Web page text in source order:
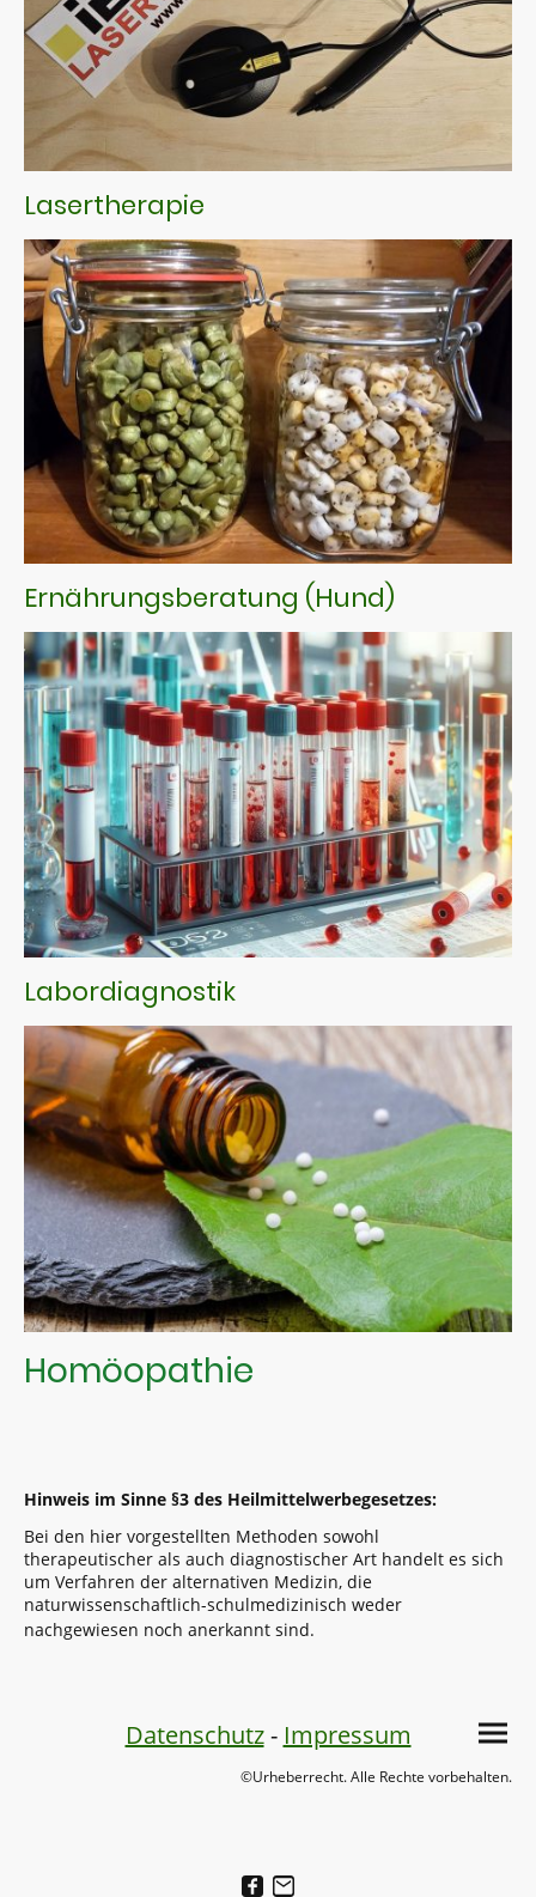
Lasertherapie
Ernährungsberatung (Hund)
Labordiagnostik
Homöopathie
Hinweis im Sinne §3 des Heilmittelwerbegesetzes:
Bei den hier vorgestellten Methoden sowohl
therapeutischer als auch diagnostischer Art handelt es sich
um Verfahren der alternativen Medizin, die
naturwissenschaftlich-schulmedizinisch weder
nachgewiesen noch anerkannt sind.
Datenschutz- Impressum
©Urheberrecht. Alle Rechte vorbehalten.